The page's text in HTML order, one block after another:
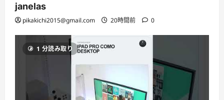
janelas
pikakichi2015@gmail.com 20時間前 0
1 分読み取り